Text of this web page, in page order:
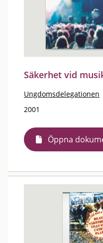
Säkerhet vid
Ungdomsdelegationen
2001
Öppna